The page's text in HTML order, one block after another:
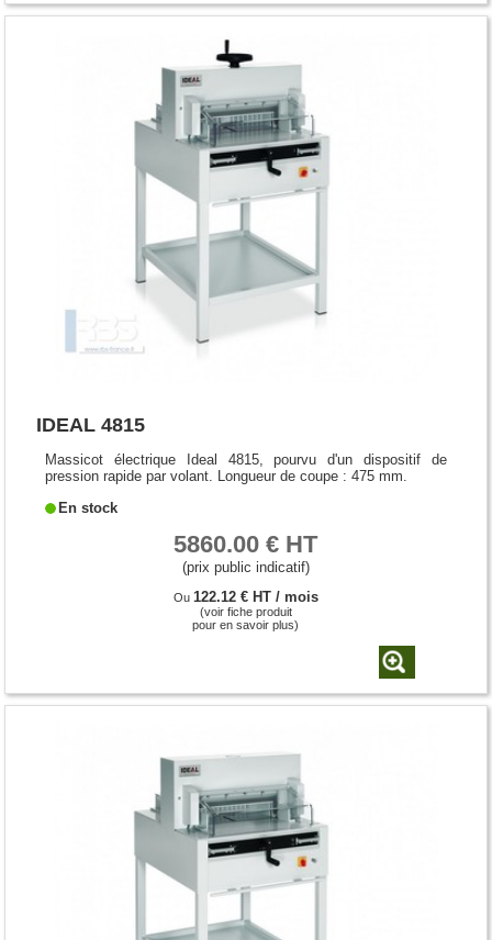
IDEAL 4815
Massicot électrique Ideal 4815, pourvu d'un dispositif de
pression rapide par volant. Longueur de coupe : 475 mm.
En stock
5860.00 € HT
(prix public indicatif)
Ou 122.12 € HT / mois
(voir fiche produit
pour en savoir plus)